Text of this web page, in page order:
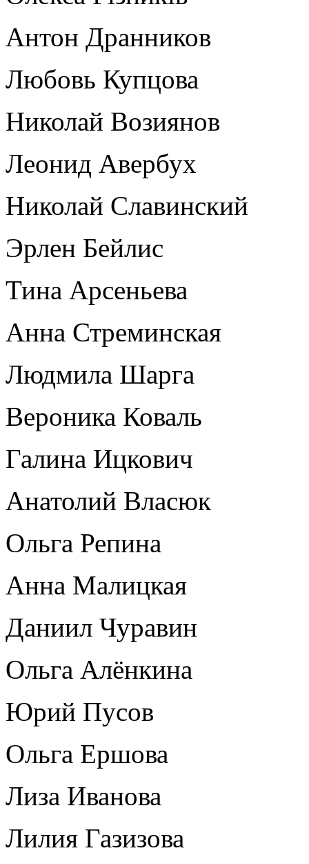
Антон Дранников
Любовь Купцова
Николай Возиянов
Леонид Авербух
Николай Славинский
Эрлен Бейлис
Тина Арсеньева
Анна Стреминская
Людмила Шарга
Вероника Коваль
Галина Ицкович
Анатолий Власюк
Ольга Репина
Анна Малицкая
Даниил Чуравин
Ольга Алёнкина
Юрий Пусов
Ольга Ершова
Лиза Иванова
Лилия Газизова